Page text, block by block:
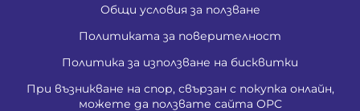
Общи условия за ползване
Политиката за поверителност
Политика за използване на бисквитки
При възникване на спор, свързан с покупка онлайн,
можете да ползвате сайта ОРС